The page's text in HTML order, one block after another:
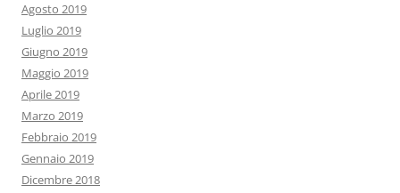
Agosto 2019
Luglio 2019
Giugno 2019
Maggio 2019
Aprile 2019
Marzo 2019
Febbraio 2019
Gennaio 2019
Dicembre 2018